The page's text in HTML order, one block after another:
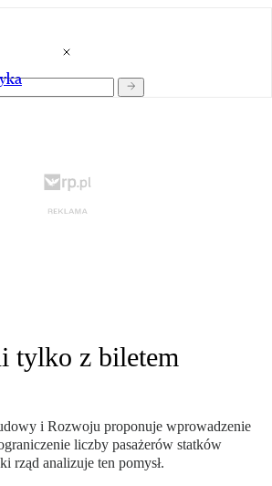
tylko z biletem
i Rozwoju proponuje wprowadzenie
liczby pasażerów statków
rząd analizuje ten pomysł.